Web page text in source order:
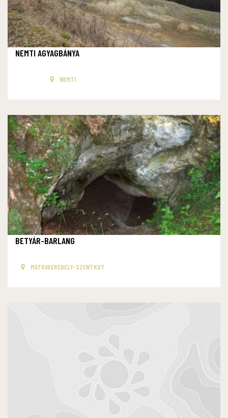
NEMTI AGYAGBÁNYA
NEMTI
BETYÁR-BARLANG
MÁTRAVEREBÉLY-SZENTKÚT